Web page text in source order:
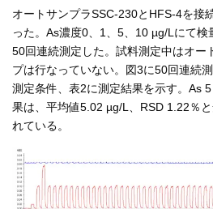
オートサンプラSSC-230とHFS-4を接
った。As濃度0、1、5、10 µg/Lにて
50回連続測定した。試料測定中はオー
プは行なっていない。図3に50回連続
測定条件、表2に測定結果を示す。As
果は、平均値5.02 µg/L、RSD 1.22％
れている。